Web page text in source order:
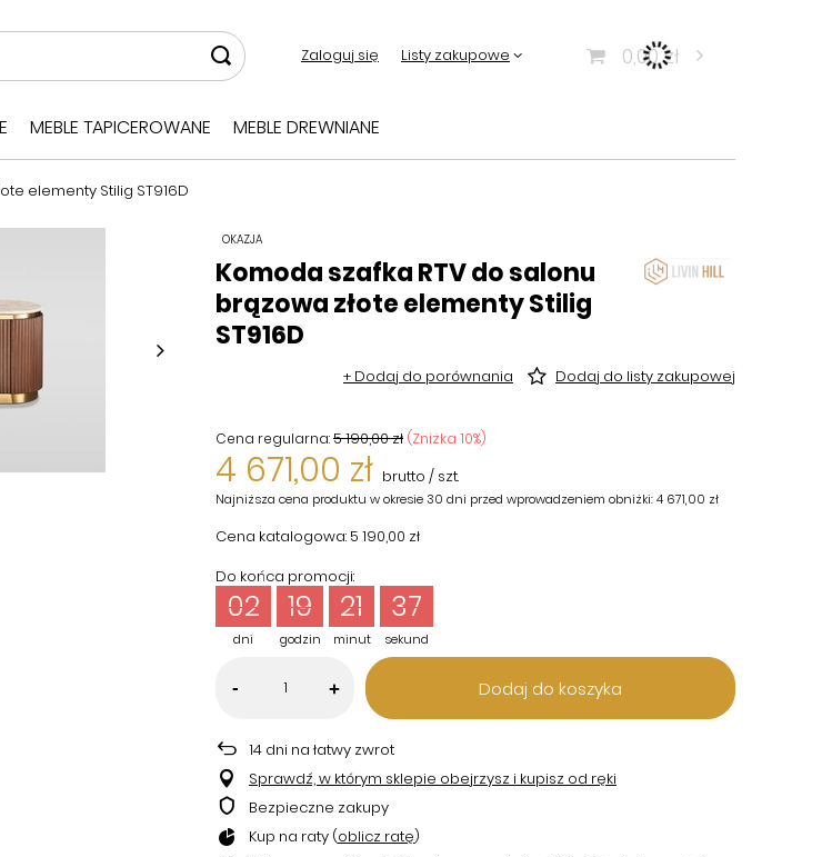
Zaloguj się Listy zakupowe 0,00 zł
MEBLE TAPICEROWANE MEBLE DREWNIANE
elementy Stilig ST916D
OKAZJA
Komoda szafka RTV do salonu
brązowa złote elementy Stilig
ST916D
+ Dodaj do porównania Dodaj do listy zakupowej
Cena regularna:5 190,00 zł (Zniżka 10%)
4 671,00 zł brutto / szt.
Najniższa cena produktu w okresie 30 dni przed wprowadzeniem obniżki:4 671,00 zł
Cena katalogowa: 5 190,00 zł
Do końca promocji:
dni
02
godzin
19
minut
21
sekund
36
- + Dodaj do koszyka
14 dni na łatwy zwrot
Sprawdź, w którym sklepie obejrzysz i kupisz od ręki
Bezpieczne zakupy
Kup na raty (oblicz ratę)